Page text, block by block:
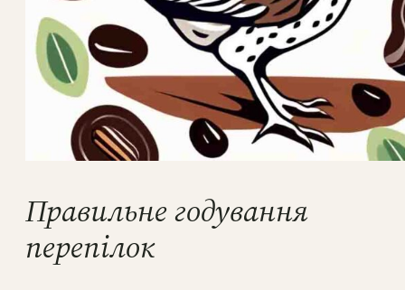
Правильне годування
перепілок